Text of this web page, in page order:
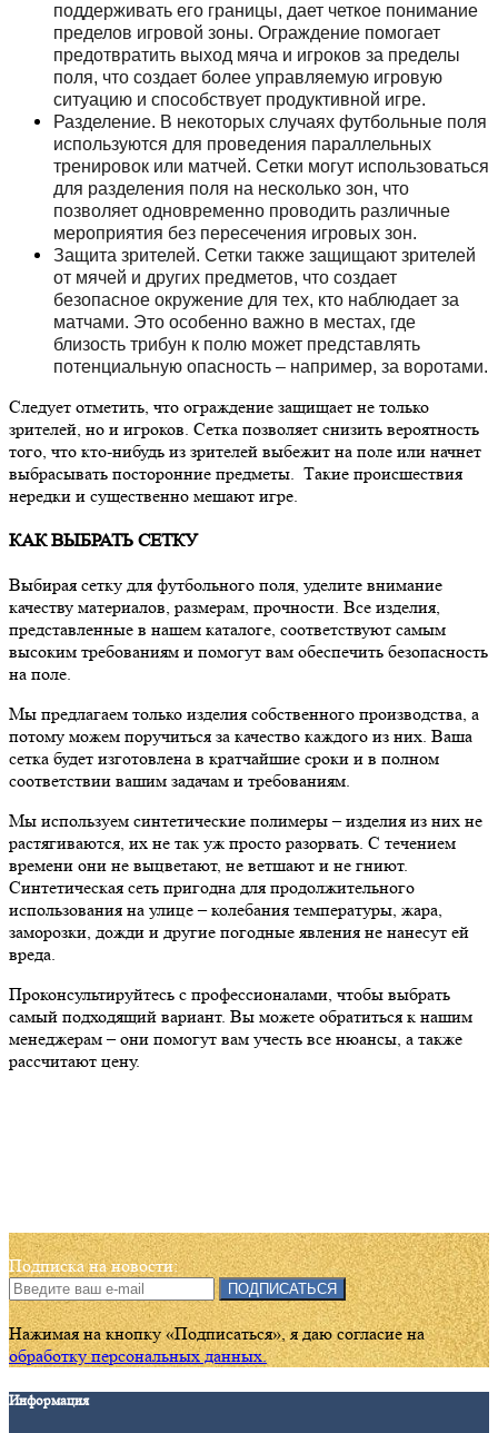
поддерживать его границы, дает четкое понимание
пределов игровой зоны. Ограждение помогает
предотвратить выход мяча и игроков за пределы
поля, что создает более управляемую игровую
ситуацию и способствует продуктивной игре.
Разделение. В некоторых случаях футбольные поля
используются для проведения параллельных
тренировок или матчей. Сетки могут использоваться
для разделения поля на несколько зон, что
позволяет одновременно проводить различные
мероприятия без пересечения игровых зон.
Защита зрителей. Сетки также защищают зрителей
от мячей и других предметов, что создает
безопасное окружение для тех, кто наблюдает за
матчами. Это особенно важно в местах, где
близость трибун к полю может представлять
потенциальную опасность – например, за воротами.
Следует отметить, что ограждение защищает не только
зрителей, но и игроков. Сетка позволяет снизить вероятность
того, что кто-нибудь из зрителей выбежит на поле или начнет
выбрасывать посторонние предметы. Такие происшествия
нередки и существенно мешают игре.
КАК ВЫБРАТЬ СЕТКУ
Выбирая сетку для футбольного поля, уделите внимание
качеству материалов, размерам, прочности. Все изделия,
представленные в нашем каталоге, соответствуют самым
высоким требованиям и помогут вам обеспечить безопасность
на поле.
Мы предлагаем только изделия собственного производства, а
потому можем поручиться за качество каждого из них. Ваша
сетка будет изготовлена в кратчайшие сроки и в полном
соответствии вашим задачам и требованиям.
Мы используем синтетические полимеры – изделия из них не
растягиваются, их не так уж просто разорвать. С течением
времени они не выцветают, не ветшают и не гниют.
Синтетическая сеть пригодна для продолжительного
использования на улице – колебания температуры, жара,
заморозки, дожди и другие погодные явления не нанесут ей
вреда.
Проконсультируйтесь с профессионалами, чтобы выбрать
самый подходящий вариант. Вы можете обратиться к нашим
менеджерам – они помогут вам учесть все нюансы, а также
рассчитают цену.
Подписка на новости:
ПОДПИСАТЬСЯ
Нажимая на кнопку «Подписаться», я даю cогласие на
обработку персональных данных.
Информация